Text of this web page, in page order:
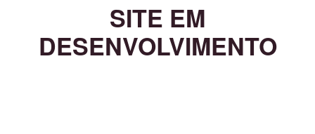
SITE EM
DESENVOLVIMENTO